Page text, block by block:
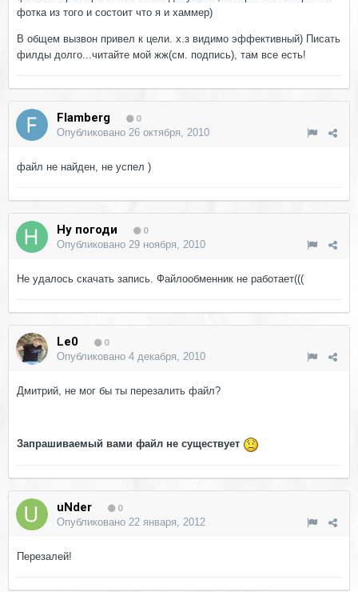
фотка из того и состоит что я и хаммер)
В общем вызвон привел к цели. х.з видимо эффективный) Писать
филды долго...читайте мой жж(см. подпись), там все есть!
Flamberg 0
Опубликовано 26 октября, 2010
файл не найден, не успел )
Ну погоди 0
Опубликовано 29 ноября, 2010
Не удалось скачать запись. Файлообменник не работает(((
Le0 0
Опубликовано 4 декабря, 2010
Дмитрий, не мог бы ты перезалить файл?
Запрашиваемый вами файл не существует
uNder 0
Опубликовано 22 января, 2012
Перезалей!